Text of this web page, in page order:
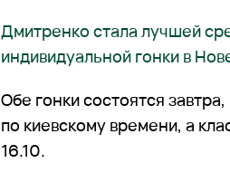
Дмитренко стала лучшей
индивидуальной гонки в
Обе гонки состоятся
по киевскому времени, а
16.10.